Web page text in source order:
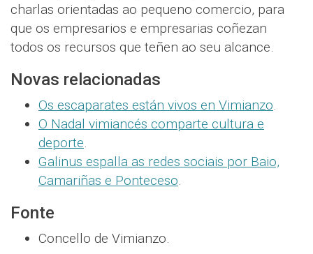
charlas orientadas ao pequeno comercio, para
que os empresarios e empresarias coñezan
todos os recursos que teñen ao seu alcance.
Novas relacionadas
Os escaparates están vivos en Vimianzo.
O Nadal vimiancés comparte cultura e
deporte.
Galinus espalla as redes sociais por Baio,
Camariñas e Ponteceso.
Fonte
Concello de Vimianzo.